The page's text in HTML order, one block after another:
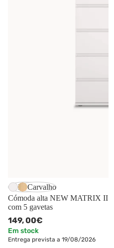
Branco
Carvalho
Cómoda alta NEW MATRIX II
com 5 gavetas
149,00€
Em stock
Entrega prevista a 19/08/2026